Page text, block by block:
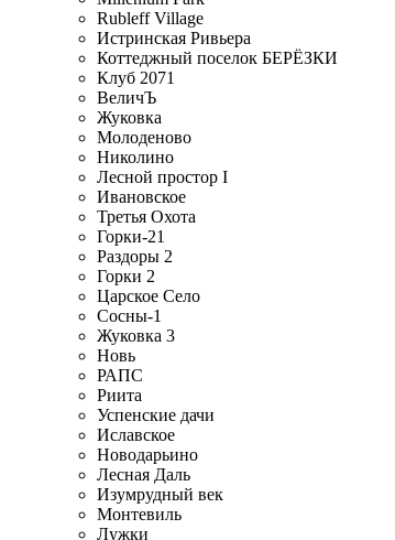
Rubleff Village
Истринская Ривьера
Коттеджный поселок БЕРЁЗКИ
Клуб 2071
ВеличЪ
Жуковка
Молоденово
Николино
Лесной простор I
Ивановское
Третья Охота
Горки-21
Раздоры 2
Горки 2
Царское Село
Сосны-1
Жуковка 3
Новь
РАПС
Риита
Успенские дачи
Иславское
Новодарьино
Лесная Даль
Изумрудный век
Монтевиль
Лужки